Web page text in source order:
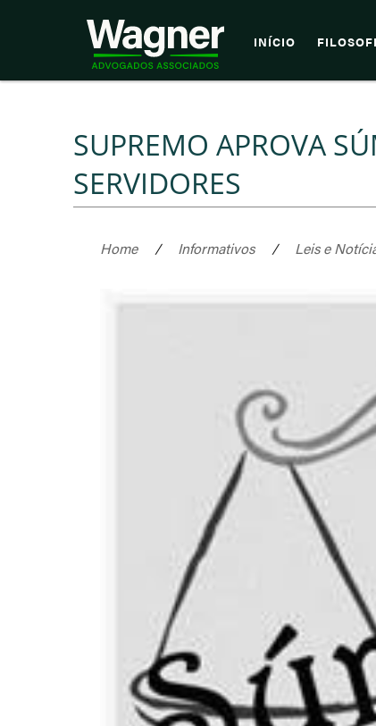
INÍCIO
SUPREMO APROVA
SERVIDORES
Home / Informativos / Leis e